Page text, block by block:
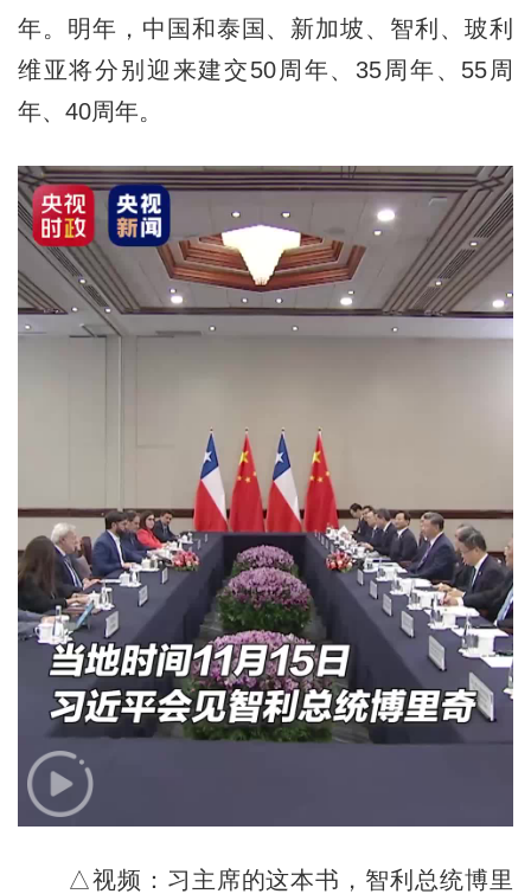
年。明年，中国和泰国、新加坡、智利、玻利
维亚将分别迎来建交50周年、35周年、55周
年、40周年。
△视频：习主席的这本书，智利总统博里